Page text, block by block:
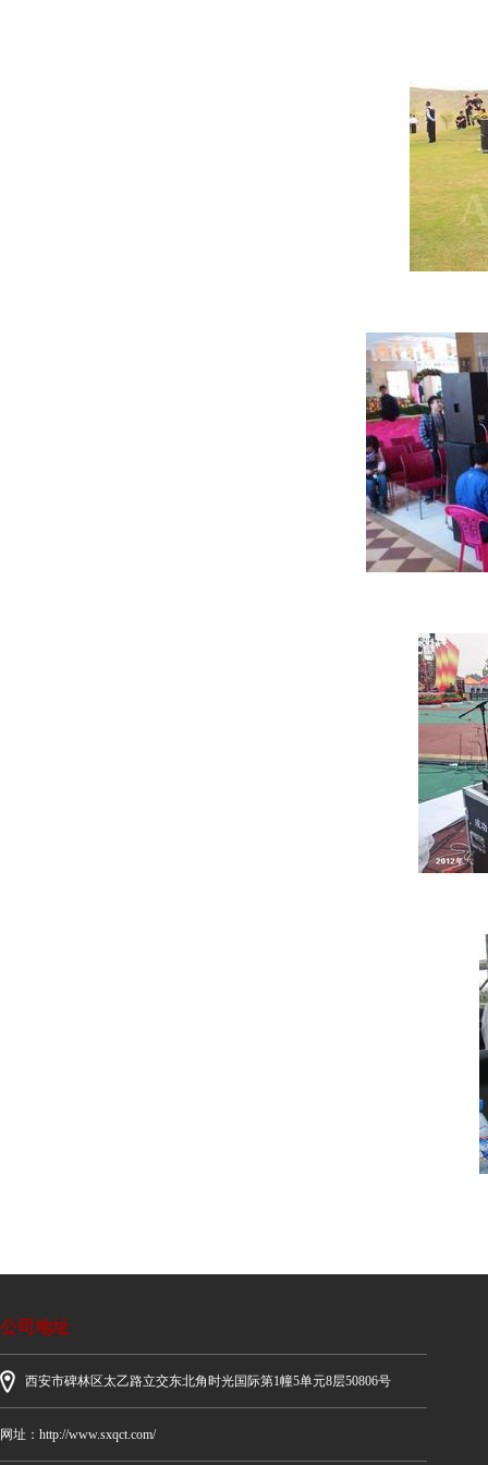
公司地址
西安市碑林区太乙路立交东北角时光国际第1幢5单元8层50806号
网址：http://www.sxqct.com/